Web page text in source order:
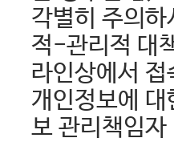
각별히 주의
적-관리적 대
라인상에서
개인정보에
보 관리책임